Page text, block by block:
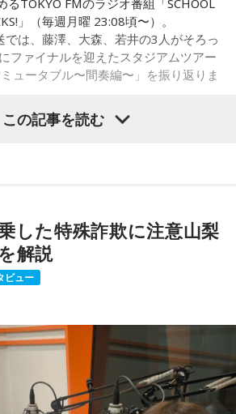
る
う意味合いから、結婚や結納などのお
る縁起の良い日として知られているこ
り、使い始めたりするタイミングと
くる」という言い伝えに由来するもの
て親しまれている考え方です。
たからといって金運の上昇が保証され
。あくまでも縁起担ぎとして取り入れ
るTOKYO FMのラジオ番組「SCHOOL
」（毎週月曜 23:08頃〜）。
は、藤澤、大森、若井の3人がそろっ
ファイナルを迎えたスタジアムツアー
ュータブル〜間奏編〜」を振り返りま
セージ＞
は！ 7月5日のファイナルに参戦しまし
の「ゼンジン」シリーズだったので、
ったです。演奏が本当にかっこよく
が良すぎて、思わず泣いてしまいま
リストを聴きながら帰っていたのです
ルしてしまいました。最高の景色と
ありがとうございました。（埼玉県 18
この記事を読む
した特殊詐欺に注意山梨
解説
ビュー